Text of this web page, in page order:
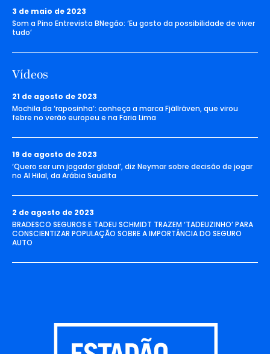
3 de maio de 2023
Som a Pino Entrevista BNegão: ‘Eu gosto da possibilidade de viver
tudo’
Vídeos
21 de agosto de 2023
Mochila da ‘raposinha’: conheça a marca Fjällräven, que virou
febre no verão europeu e na Faria Lima
19 de agosto de 2023
‘Quero ser um jogador global’, diz Neymar sobre decisão de jogar
no Al Hilal, da Arábia Saudita
2 de agosto de 2023
BRADESCO SEGUROS E TADEU SCHMIDT TRAZEM ‘TADEUZINHO’ PARA
CONSCIENTIZAR POPULAÇÃO SOBRE A IMPORTÂNCIA DO SEGURO
AUTO